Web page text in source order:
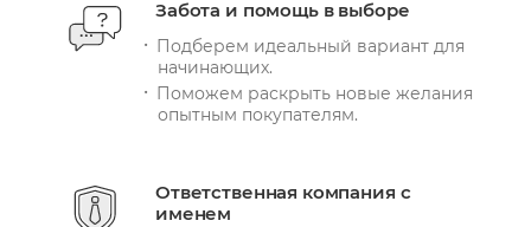
Забота и помощь в выборе
Подберем идеальный вариант для
начинающих.
Поможем раскрыть новые желания
опытным покупателям.
Ответственная компания с
именем